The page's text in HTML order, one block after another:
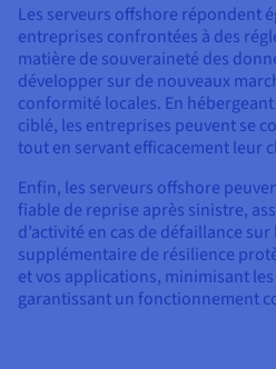
Les serveurs offshore répondent
entreprises confrontées à des
matière de souveraineté des
développer sur de nouveaux
conformité locales. En
ciblé, les entreprises peuvent se
tout en servant efficacement leur
Enfin, les serveurs offshore
fiable de reprise après sinistre,
d’activité en cas de défaillance
supplémentaire de résilience
et vos applications, minimisant
garantissant un fonctionnement